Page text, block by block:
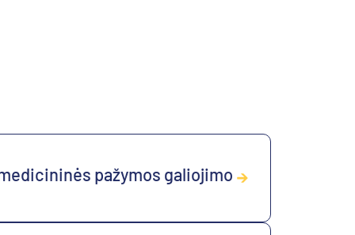
pažymos galiojimo